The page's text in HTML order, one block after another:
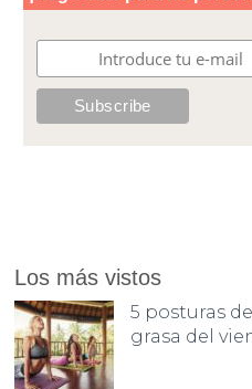
Los más vistos
5 posturas
grasa del